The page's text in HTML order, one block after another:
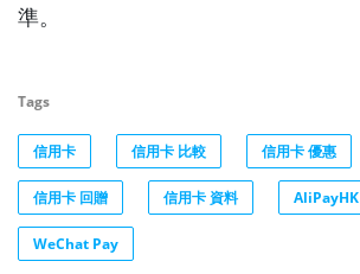
準。
Tags
信用卡 信用卡 比較 信用卡 優惠
信用卡 回贈 信用卡 資料 AliPayHK
WeChat Pay